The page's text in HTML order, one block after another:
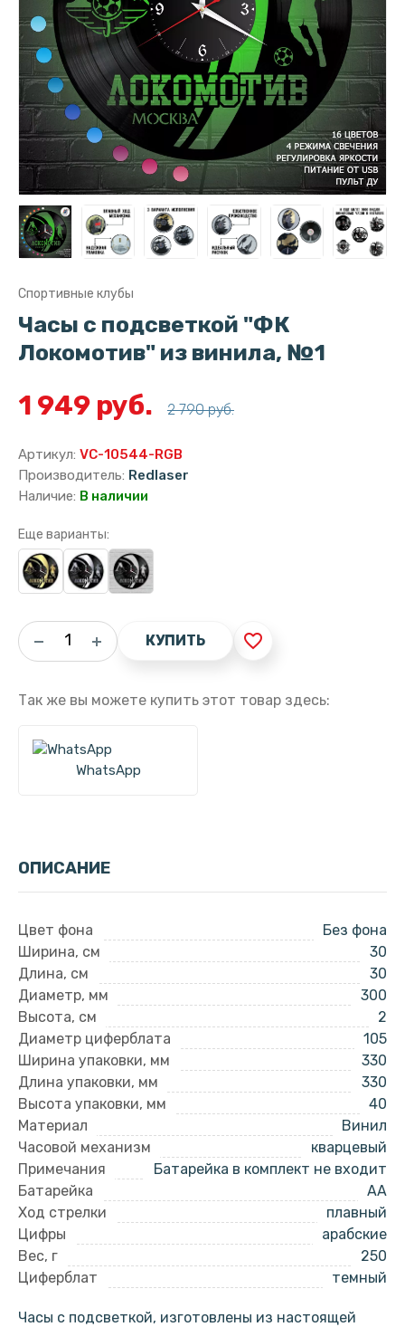
Спортивные клубы
Часы с подсветкой "ФК
Локомотив" из винила, №1
1 949 руб. 2 790 руб.
Артикул: VC-10544-RGB
Производитель: Redlaser
Наличие: В наличии
Еще варианты:
КУПИТЬ favorite_border
Так же вы можете купить этот товар здесь:
WhatsApp
ОПИСАНИЕ
Цвет фона
Без фона
Ширина, см
30
Длина, см
30
Диаметр, мм
300
Высота, см
2
Диаметр циферблата
105
Ширина упаковки, мм
330
Длина упаковки, мм
330
Высота упаковки, мм
40
Материал
Винил
Часовой механизм
кварцевый
Примечания
Батарейка в комплект не входит
Батарейка
AA
Ход стрелки
плавный
Цифры
арабские
Вес, г
250
Циферблат
темный
Часы с подсветкой, изготовлены из настоящей